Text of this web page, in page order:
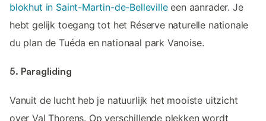
blokhut in Saint-Martin-de-Bellevilleeen aanrader. Je
hebt gelijk toegang tot het Réserve naturelle nationale
du plan de Tuéda en nationaal park Vanoise.
5. Paragliding
Vanuit de lucht heb je natuurlijk het mooiste uitzicht
over Val Thorens. Op verschillende plekken wordt